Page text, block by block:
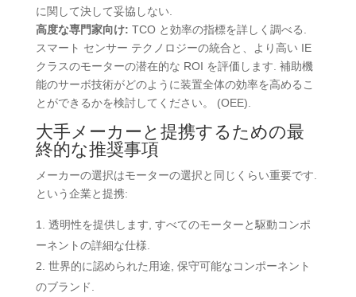
に関して決して妥協しない.
高度な専門家向け: TCO と効率の指標を詳しく調べる.
スマート センサー テクノロジーの統合と、より高い IE
クラスのモーターの潜在的な ROI を評価します. 補助機
能のサーボ技術がどのように装置全体の効率を高めるこ
とができるかを検討してください。 (OEE).
大手メーカーと提携するための最
終的な推奨事項
メーカーの選択はモーターの選択と同じくらい重要です.
という企業と提携:
透明性を提供します, すべてのモーターと駆動コンポ
ーネントの詳細な仕様.
世界的に認められた用途, 保守可能なコンポーネント
のブランド.